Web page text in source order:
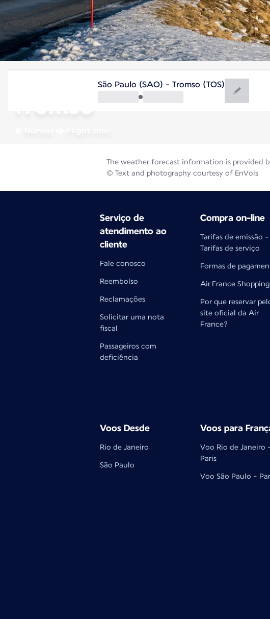
Tromso
São Paulo (SAO) - Tromso (TOS)
The weather forecast information is provided
© Text and photography courtesy of EnVols
Serviço de
atendimento ao
cliente
Fale conosco
Reembolso
Reclamações
Solicitar uma nota
fiscal
Passageiros com
deficiência
Compra on-line
Tarifas de emissão -
Tarifas de serviço
Formas de
Air France Shopping
Por que reservar
site oficial da Air
France?
Voos Desde
Rio de Janeiro
São Paulo
Voos para
Voo Rio de Janeiro
Paris
Voo São Paulo -